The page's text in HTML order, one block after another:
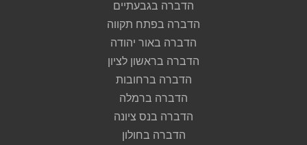
הדברה בגבעתיים
הדברה בפתח תקווה
הדברה באור יהודה
הדברה בראשון לציון
הדברה ברחובות
הדברה ברמלה
הדברה בנס ציונה
הדברה בחולון